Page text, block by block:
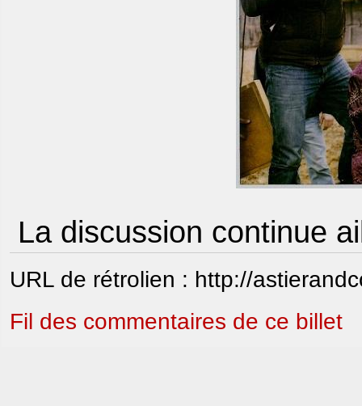
La discussion continue
URL de rétrolien : http://
Fil des commentaires de ce billet